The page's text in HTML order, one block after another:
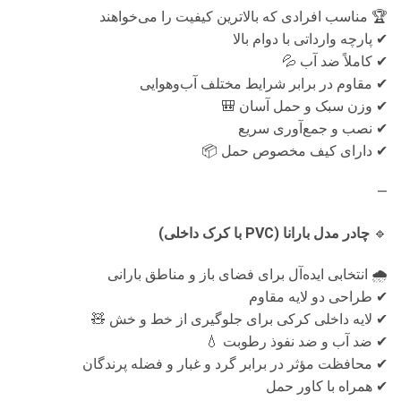
🏆 مناسب افرادی که بالاترین کیفیت را می‌خواهند
✔ پارچه وارداتی با دوام بالا
✔ کاملاً ضد آب 💦
✔ مقاوم در برابر شرایط مختلف آب‌وهوایی
✔ وزن سبک و حمل آسان 🎒
✔ نصب و جمع‌آوری سریع
✔ دارای کیف مخصوص حمل 📦
—
🔹 چادر مدل بارانا (PVC با کرک داخلی)
🌧 انتخابی ایده‌آل برای فضای باز و مناطق بارانی
✔ طراحی دو لایه مقاوم
✔ لایه داخلی کرکی برای جلوگیری از خط و خش 🧸
✔ ضد آب و ضد نفوذ رطوبت 💧
✔ محافظت مؤثر در برابر گرد و غبار و فضله پرندگان
✔ همراه با کاور حمل